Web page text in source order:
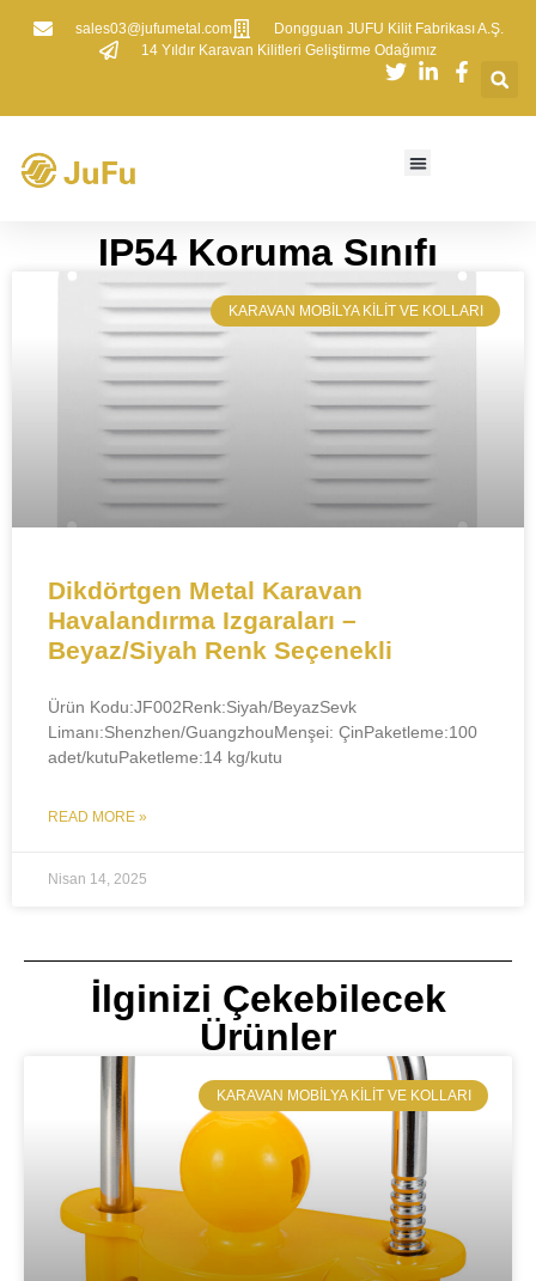
sales03@jufumetal.com
​Dongguan JUFU Kilit Fabrikası A.Ş.
​14 Yıldır Karavan Kilitleri Geliştirme Odağımız
​​IP54 Koruma Sınıfı​​
​KARAVAN MOBILYA KILIT VE KOLLARI
​​Dikdörtgen Metal Karavan
Havalandırma Izgaraları –
Beyaz/Siyah Renk Seçenekli​​
Ürün Kodu:JF002Renk:Siyah/BeyazSevk
Limanı:Shenzhen/Guangzhou​Menşei: ÇinPaketleme:100
adet/kutuPaketleme:14 kg/kutu
READ MORE »
Nisan 14, 2025
İlginizi Çekebilecek
Ürünler
​KARAVAN MOBILYA KILIT VE KOLLARI